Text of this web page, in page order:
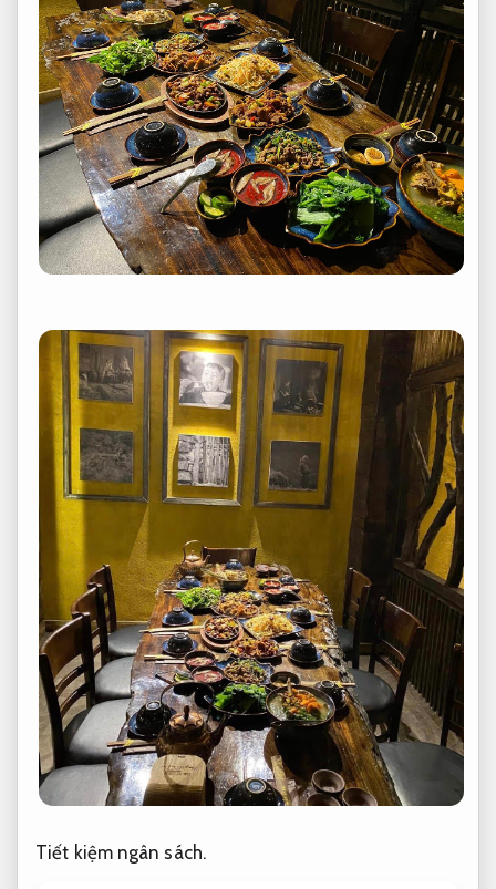
Tiết kiệm ngân sách.